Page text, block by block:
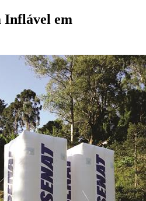
Inflável em